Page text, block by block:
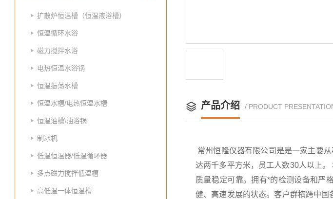
扩散炉恒温槽（恒温液浴槽）
恒温循环水浴
磁力搅拌水浴
电热恒温水浴锅
恒温振荡水槽
恒温水槽/电热恒温水槽
恒温油槽\油浴锅
制冰机
低温恒温器/低温循环器
多点磁力搅拌低温槽
高低温一体恒温槽
产品介绍 / PRODUCT
常州恒隆仪器有限公司是是一家主要
达两千多平方米，员工人数30人以上
质量稳定可靠。拥有*的检测设备和严
健、高速发展的状态。客户群横跨中